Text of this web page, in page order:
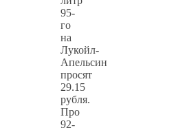
95-
го
на
Лукойл-
Апельсин
просят
29.15
рубля.
Про
92-